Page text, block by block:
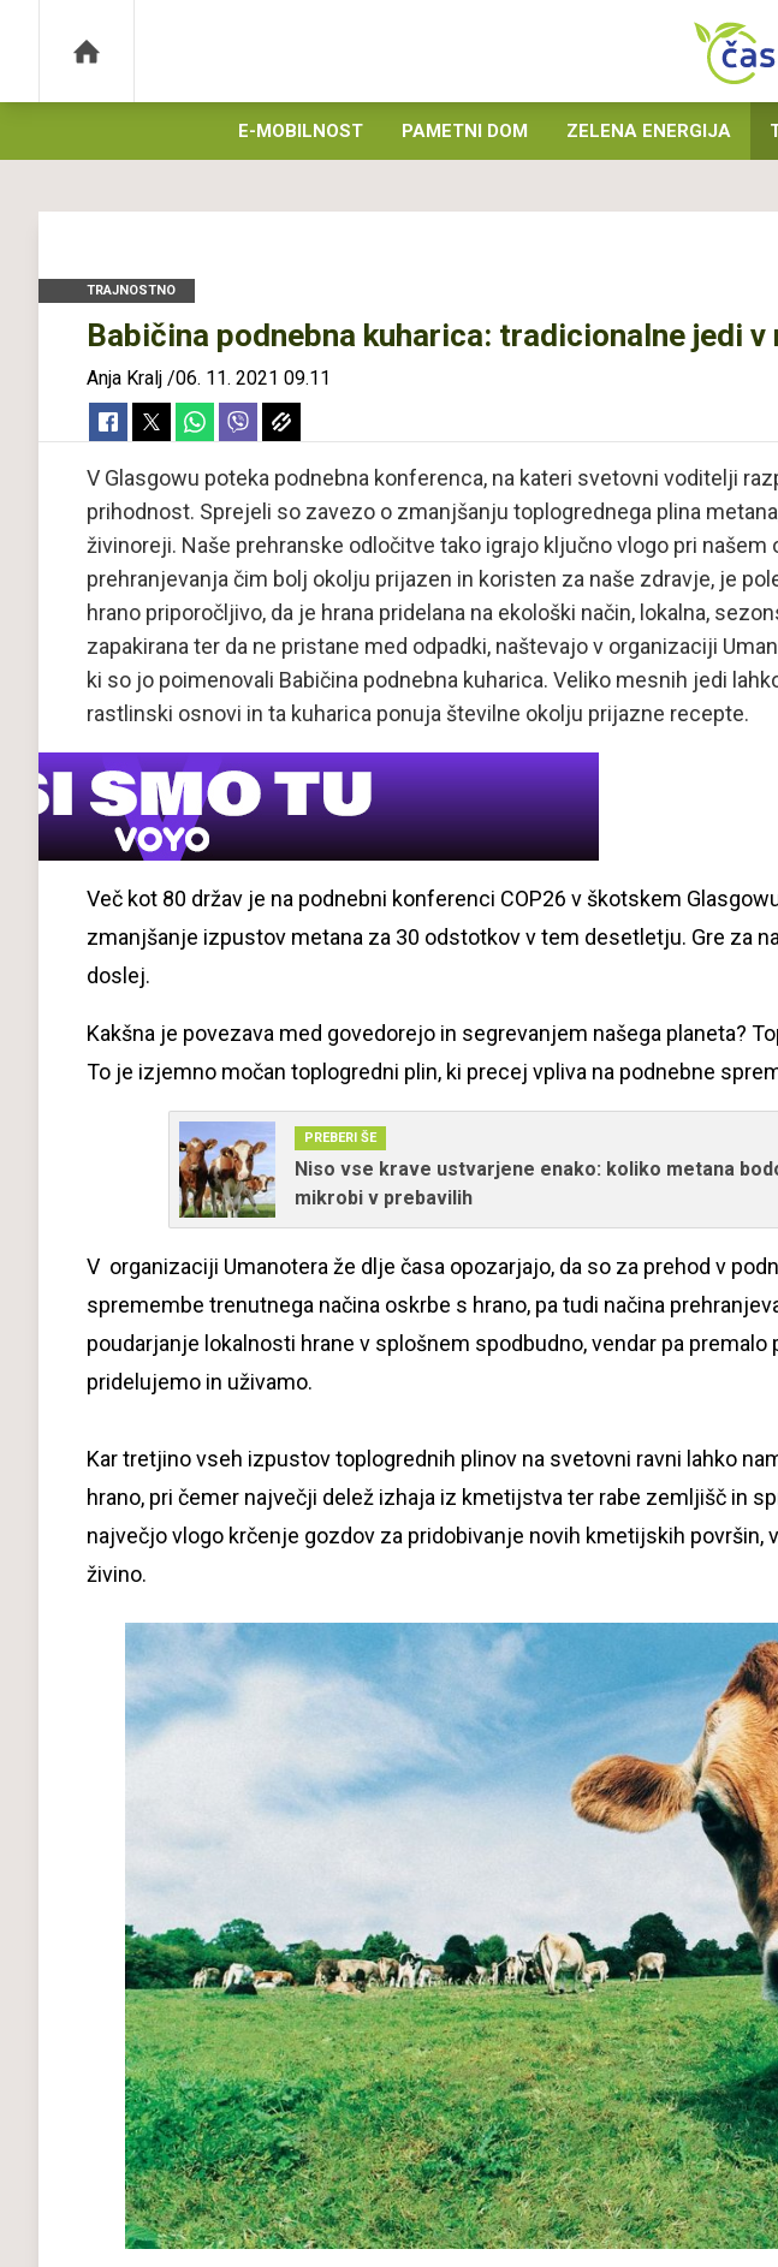
E-MOBILNOST PAMETNI DOM ZELENA ENERGIJA
TRAJNOSTNO
Babičina podnebna kuharica: tradicionalne jedi
Anja Kralj /06. 11. 2021 09.11
V Glasgowu poteka podnebna konferenca, na kateri svetovni voditelji
prihodnost. Sprejeli so zavezo o zmanjšanju toplogrednega plina
živinoreji. Naše prehranske odločitve tako igrajo ključno vlogo pri našem
prehranjevanja čim bolj okolju prijazen in koristen za naše zdravje, je
hrano priporočljivo, da je hrana pridelana na ekološki način, lokalna,
zapakirana ter da ne pristane med odpadki, naštevajo v organizaciji
ki so jo poimenovali Babičina podnebna kuharica. Veliko mesnih jedi
rastlinski osnovi in ta kuharica ponuja številne okolju prijazne recepte.
Več kot 80 držav je na podnebni konferenci COP26 v škotskem
zmanjšanje izpustov metana za 30 odstotkov v tem desetletju. Gre za
doslej.
Kakšna je povezava med govedorejo in segrevanjem našega planeta?
To je izjemno močan toplogredni plin, ki precej vpliva na podnebne
PREBERI ŠE
Niso vse krave ustvarjene enako: koliko metana
mikrobi v prebavilih
V organizaciji Umanotera že dlje časa opozarjajo, da so za prehod v
spremembe trenutnega načina oskrbe s hrano, pa tudi načina
poudarjanje lokalnosti hrane v splošnem spodbudno, vendar pa
pridelujemo in uživamo.
Kar tretjino vseh izpustov toplogrednih plinov na svetovni ravni lahko
hrano, pri čemer največji delež izhaja iz kmetijstva ter rabe zemljišč in
največjo vlogo krčenje gozdov za pridobivanje novih kmetijskih površin,
živino.